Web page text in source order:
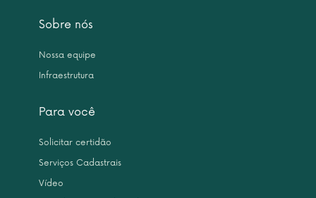
Sobre nós
Nossa equipe
Infraestrutura
Para você
Solicitar certidão
Serviços Cadastrais
Vídeo